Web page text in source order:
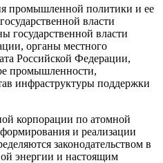
промышленной политики и ее
власти
государственной власти
органы местного
Российской Федерации,
промышленности,
инфраструктуры поддержки
корпорации по атомной
и реализации
законодательством в
энергии и настоящим